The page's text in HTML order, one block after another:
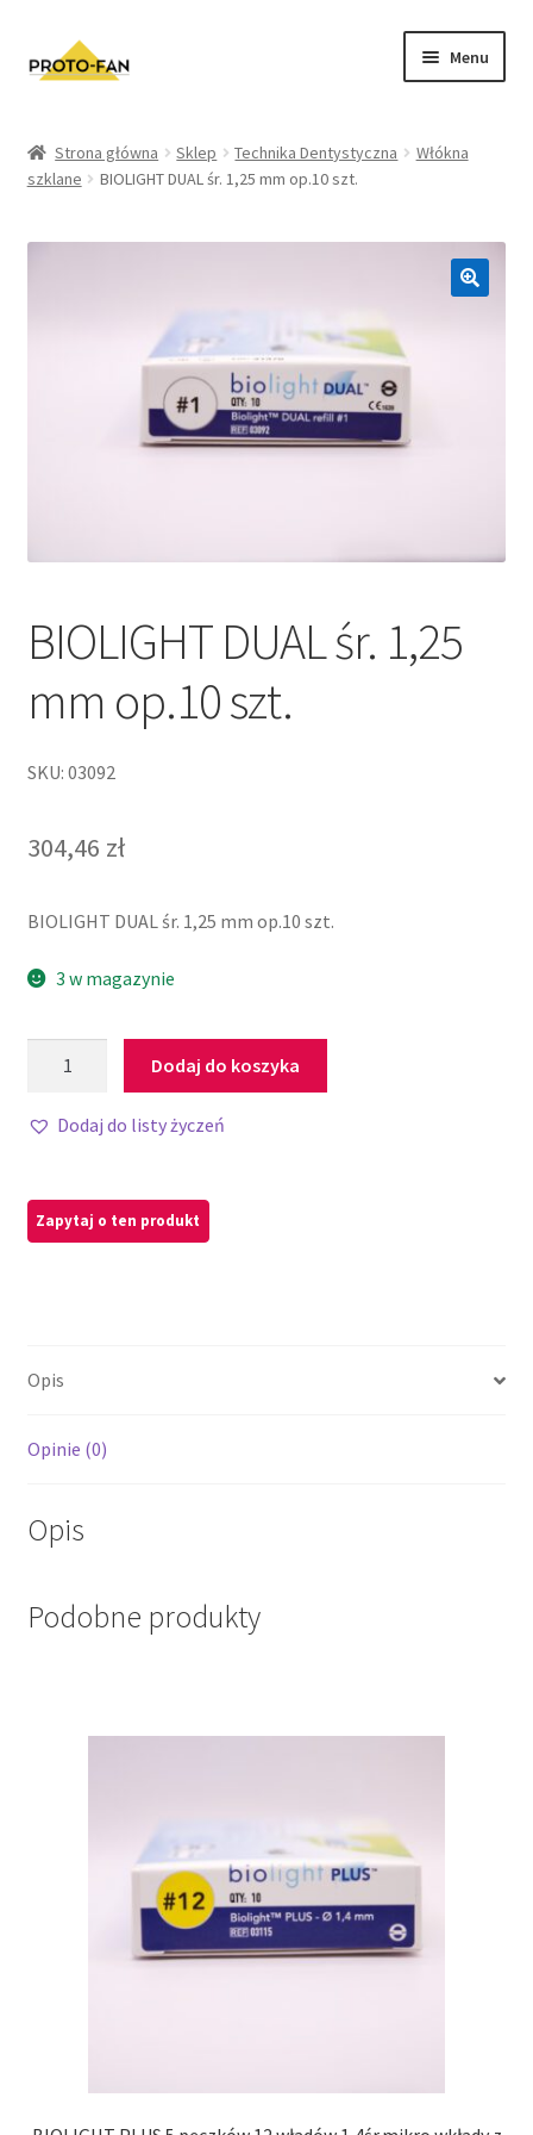
Menu
Kursy Stomatologiczne
O nas
Zwroty i Reklamacje
Regulamin sklepu
Strona główna Sklep Technika Dentystyczna
Włókna
szklane
BIOLIGHT DUAL śr. 1,25 mm op.10 szt.
BIOLIGHT DUAL śr. 1,25
mm op.10 szt.
SKU: 03092
304,46 zł
BIOLIGHT DUAL śr. 1,25 mm op.10 szt.
3 w magazynie
Dodaj do koszyka
Dodaj do listy życzeń
Opis
Opinie (0)
Opis
Podobne produkty